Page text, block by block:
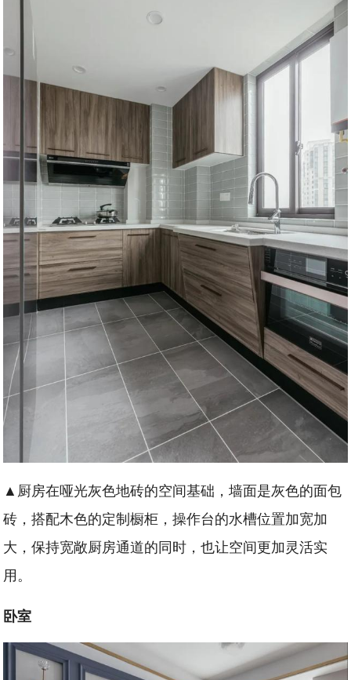
▲厨房在哑光灰色地砖的空间基础，墙面是灰色的面包
砖，搭配木色的定制橱柜，操作台的水槽位置加宽加
大，保持宽敞厨房通道的同时，也让空间更加灵活实
用。
卧室